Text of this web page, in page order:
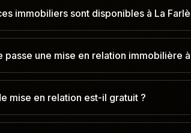
immobiliers sont disponibles à La
passe une mise en relation immobilière
mise en relation est-il gratuit ?